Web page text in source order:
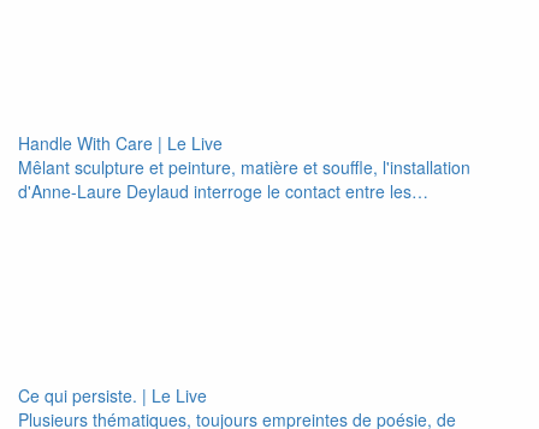
Handle With Care | Le Live
Mêlant sculpture et peinture, matière et souffle, l'installation
d'Anne-Laure Deylaud interroge le contact entre les…
Ce qui persiste. | Le Live
Plusieurs thématiques, toujours empreintes de poésie, de